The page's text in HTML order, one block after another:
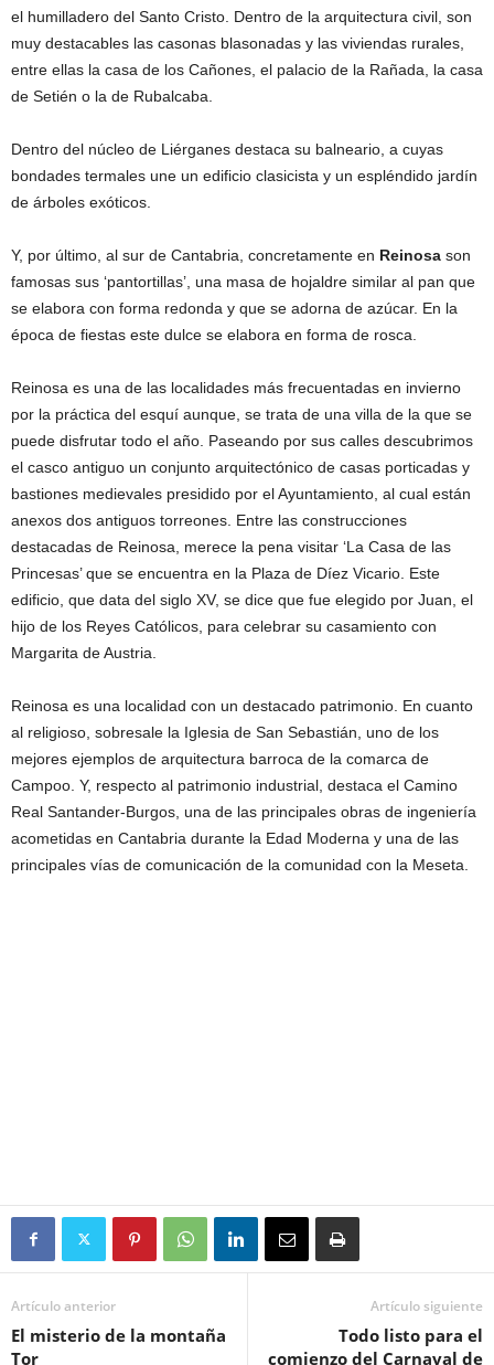
el humilladero del Santo Cristo. Dentro de la arquitectura civil, son
muy destacables las casonas blasonadas y las viviendas rurales,
entre ellas la casa de los Cañones, el palacio de la Rañada, la casa
de Setién o la de Rubalcaba.
Dentro del núcleo de Liérganes destaca su balneario, a cuyas
bondades termales une un edificio clasicista y un espléndido jardín
de árboles exóticos.
Y, por último, al sur de Cantabria, concretamente en Reinosa son
famosas sus ‘pantortillas’, una masa de hojaldre similar al pan que
se elabora con forma redonda y que se adorna de azúcar. En la
época de fiestas este dulce se elabora en forma de rosca.
Reinosa es una de las localidades más frecuentadas en invierno
por la práctica del esquí aunque, se trata de una villa de la que se
puede disfrutar todo el año. Paseando por sus calles descubrimos
el casco antiguo un conjunto arquitectónico de casas porticadas y
bastiones medievales presidido por el Ayuntamiento, al cual están
anexos dos antiguos torreones. Entre las construcciones
destacadas de Reinosa, merece la pena visitar ‘La Casa de las
Princesas’ que se encuentra en la Plaza de Díez Vicario. Este
edificio, que data del siglo XV, se dice que fue elegido por Juan, el
hijo de los Reyes Católicos, para celebrar su casamiento con
Margarita de Austria.
Reinosa es una localidad con un destacado patrimonio. En cuanto
al religioso, sobresale la Iglesia de San Sebastián, uno de los
mejores ejemplos de arquitectura barroca de la comarca de
Campoo. Y, respecto al patrimonio industrial, destaca el Camino
Real Santander-Burgos, una de las principales obras de ingeniería
acometidas en Cantabria durante la Edad Moderna y una de las
principales vías de comunicación de la comunidad con la Meseta.
Artículo anterior
El misterio de la montaña
Tor
Artículo siguiente
Todo listo para el
comienzo del Carnaval de